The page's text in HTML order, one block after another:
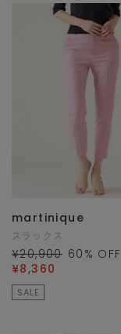
martinique
スラックス
¥20,900 60 % OFF
¥8,360
SALE